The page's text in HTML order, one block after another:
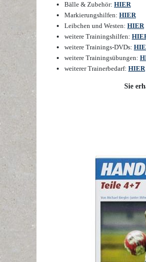
Bälle & Zubehör: HIER
Markierungshilfen: HIER
Leibchen und Westen: HIER
weitere Trainingshilfen:
weitere Trainings-DVDs:
weitere Trainingsübungen:
weiterer Trainerbedarf: HIER
Sie